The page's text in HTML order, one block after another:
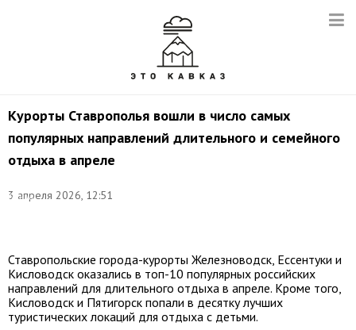
Курорты Ставрополья вошли в число самых
популярных направлений длительного и семейного
отдыха в апреле
3 апреля 2026, 12:51
Данил
Ставропольские города-курорты Железноводск, Ессентуки и
Кисловодск оказались в топ-10 популярных российских
направлений для длительного отдыха в апреле. Кроме того,
Кисловодск и Пятигорск попали в десятку лучших
туристических локаций для отдыха с детьми.